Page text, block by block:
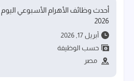
2026
أبريل 17, 2026
حسب الوظيفة
مصر